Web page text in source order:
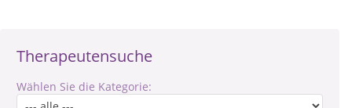
Therapeutensuche
Wählen Sie die Kategorie: